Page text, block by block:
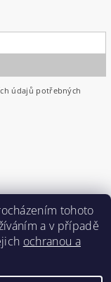
údajů potřebných
tohoto
a v případě
ochranou a